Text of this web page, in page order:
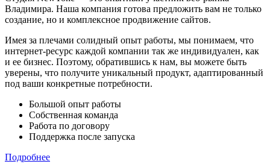
Владимира. Наша компания готова предложить вам не только
создание, но и комплексное продвижение сайтов.
Имея за плечами солидный опыт работы, мы понимаем, что
интернет-ресурс каждой компании так же индивидуален, как
и ее бизнес. Поэтому, обратившись к нам, вы можете быть
уверены, что получите уникальный продукт, адаптированный
под ваши конкретные потребности.
Большой опыт работы
Собственная команда
Работа по договору
Поддержка после запуска
Подробнее